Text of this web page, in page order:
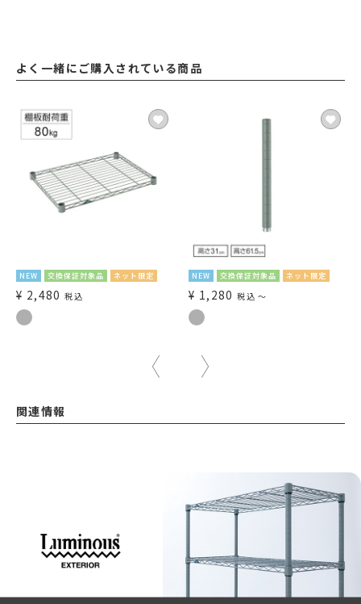
よく一緒にご購入されている商品
NEW 交換保証対象品 ネット限定
¥ 2,480 税込
NEW 交換保証対象品 ネット限定
¥ 1,280 税込 〜
関連情報